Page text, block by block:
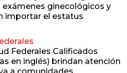
ginecológicos y
importar el estatus
Federales Calificados
en inglés) brindan atención